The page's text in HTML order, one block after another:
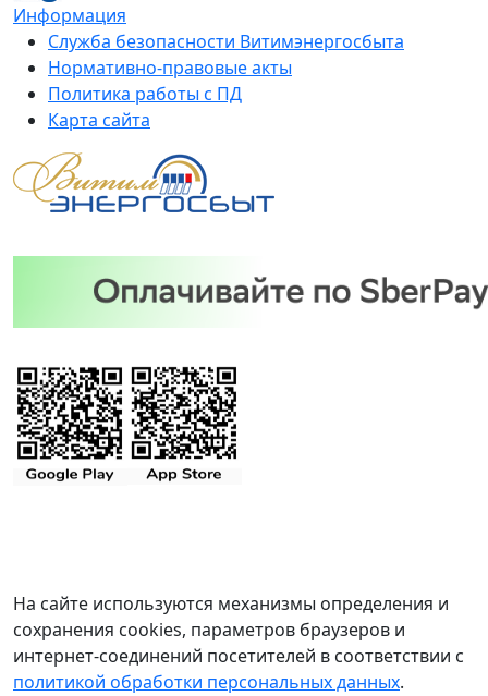
Информация
Служба безопасности Витимэнергосбыта
Нормативно-правовые акты
Политика работы с ПД
Карта сайта
На сайте используются механизмы определения и
сохранения cookies, параметров браузеров и
интернет-соединений посетителей в соответствии с
политикой обработки персональных данных.